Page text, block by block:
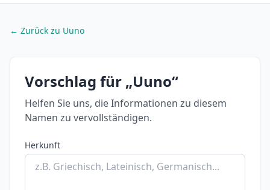
← Zurück zu Uuno
Vorschlag für „Uuno“
Helfen Sie uns, die Informationen zu diesem
Namen zu vervollständigen.
Herkunft